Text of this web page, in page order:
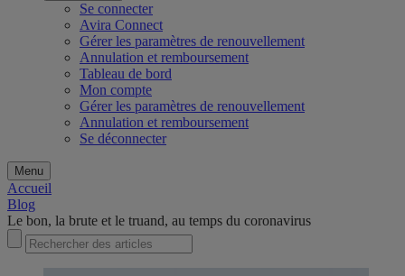
Se connecter
Avira Connect
Gérer les paramètres de renouvellement
Annulation et remboursement
Tableau de bord
Mon compte
Gérer les paramètres de renouvellement
Annulation et remboursement
Se déconnecter
Menu
Accueil
Blog
Le bon, la brute et le truand, au temps du coronavirus